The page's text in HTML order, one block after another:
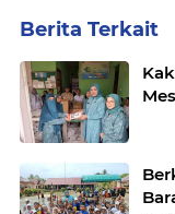
Berita Terkait